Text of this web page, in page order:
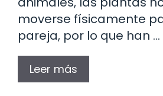
moverse físicamente
pareja, por lo que han …
Leer más